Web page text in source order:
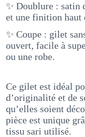
✨ Doublure : satin
et une finition haut
✨ Coupe : gilet
ouvert, facile à
ou une robe.
Ce gilet est idéal
d’originalité et de
qu’elles soient
pièce est unique
tissu sari utilisé.